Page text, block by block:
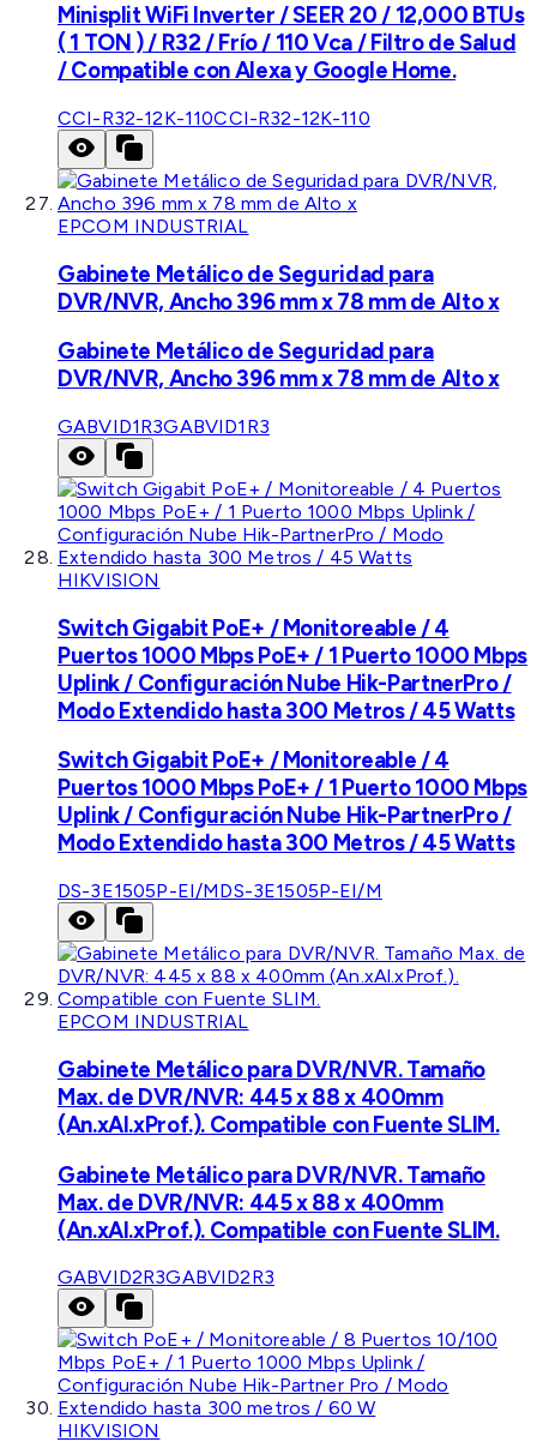
Minisplit WiFi Inverter / SEER 20 / 12,000 BTUs
( 1 TON ) / R32 / Frío / 110 Vca / Filtro de Salud
/ Compatible con Alexa y Google Home.
CCI-R32-12K-110CCI-R32-12K-110
EPCOM INDUSTRIAL
Gabinete Metálico de Seguridad para
DVR/NVR, Ancho 396 mm x 78 mm de Alto x
Gabinete Metálico de Seguridad para
DVR/NVR, Ancho 396 mm x 78 mm de Alto x
GABVID1R3GABVID1R3
HIKVISION
Switch Gigabit PoE+ / Monitoreable / 4
Puertos 1000 Mbps PoE+ / 1 Puerto 1000 Mbps
Uplink / Configuración Nube Hik-PartnerPro /
Modo Extendido hasta 300 Metros / 45 Watts
Switch Gigabit PoE+ / Monitoreable / 4
Puertos 1000 Mbps PoE+ / 1 Puerto 1000 Mbps
Uplink / Configuración Nube Hik-PartnerPro /
Modo Extendido hasta 300 Metros / 45 Watts
DS-3E1505P-EI/MDS-3E1505P-EI/M
EPCOM INDUSTRIAL
Gabinete Metálico para DVR/NVR. Tamaño
Max. de DVR/NVR: 445 x 88 x 400mm
(An.xAl.xProf.). Compatible con Fuente SLIM.
Gabinete Metálico para DVR/NVR. Tamaño
Max. de DVR/NVR: 445 x 88 x 400mm
(An.xAl.xProf.). Compatible con Fuente SLIM.
GABVID2R3GABVID2R3
HIKVISION